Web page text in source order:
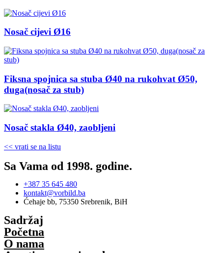
Nosač cijevi Ø16
Fiksna spojnica sa stuba Ø40 na rukohvat Ø50,
duga(nosač za stub)
Nosač stakla Ø40, zaobljeni
<< vrati se na listu
Sa Vama od 1998. godine.
+387 35 645 480
kontakt@vorbild.ba
Ćehaje bb, 75350 Srebrenik, BiH
Sadržaj
Početna
O nama